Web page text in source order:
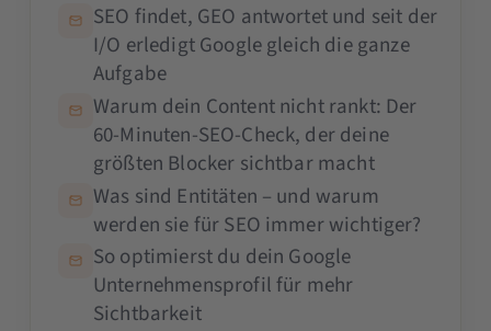
SEO findet, GEO antwortet und seit der
I/O erledigt Google gleich die ganze
Aufgabe
Warum dein Content nicht rankt: Der
60-Minuten-SEO-Check, der deine
größten Blocker sichtbar macht
Was sind Entitäten – und warum
werden sie für SEO immer wichtiger?
So optimierst du dein Google
Unternehmensprofil für mehr
Sichtbarkeit